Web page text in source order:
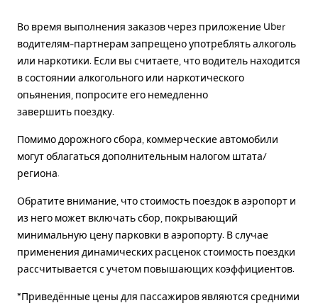
Во время выполнения заказов через приложение Uber
водителям-партнерам запрещено употреблять алкоголь
или наркотики. Если вы считаете, что водитель находится
в состоянии алкогольного или наркотического
опьянения, попросите его немедленно
завершить поездку.
Помимо дорожного сбора, коммерческие автомобили
могут облагаться дополнительным налогом штата/
региона.
Обратите внимание, что стоимость поездок в аэропорт и
из него может включать сбор, покрывающий
минимальную цену парковки в аэропорту. В случае
применения динамических расценок стоимость поездки
рассчитывается с учетом повышающих коэффициентов.
*Приведённые цены для пассажиров являются средними